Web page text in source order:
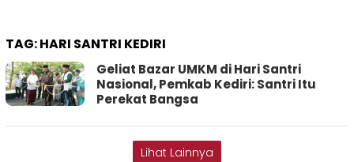
TAG:HARI SANTRI KEDIRI
Geliat Bazar UMKM di Hari Santri
Nasional, Pemkab Kediri: Santri Itu
Perekat Bangsa
Lihat Lainnya